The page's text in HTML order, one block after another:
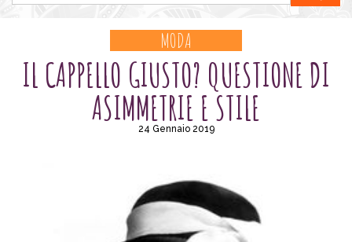
MODA
IL CAPPELLO GIUSTO? QUESTIONE DI
ASIMMETRIE E STILE
24 Gennaio 2019